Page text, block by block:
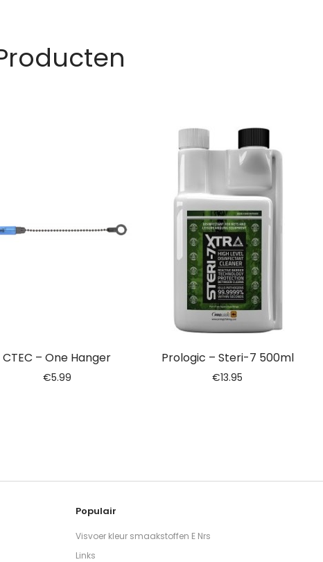
CTEC – One Hanger
€5.99
Prologic – Steri-7 500ml
€13.95
Populair
Visvoer kleur smaakstoffen E Nrs
Links